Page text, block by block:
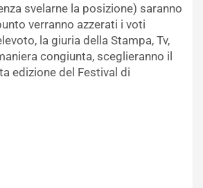
svelarne la posizione) saranno
verranno azzerati i voti
la giuria della Stampa, Tv,
congiunta, sceglieranno il
edizione del Festival di